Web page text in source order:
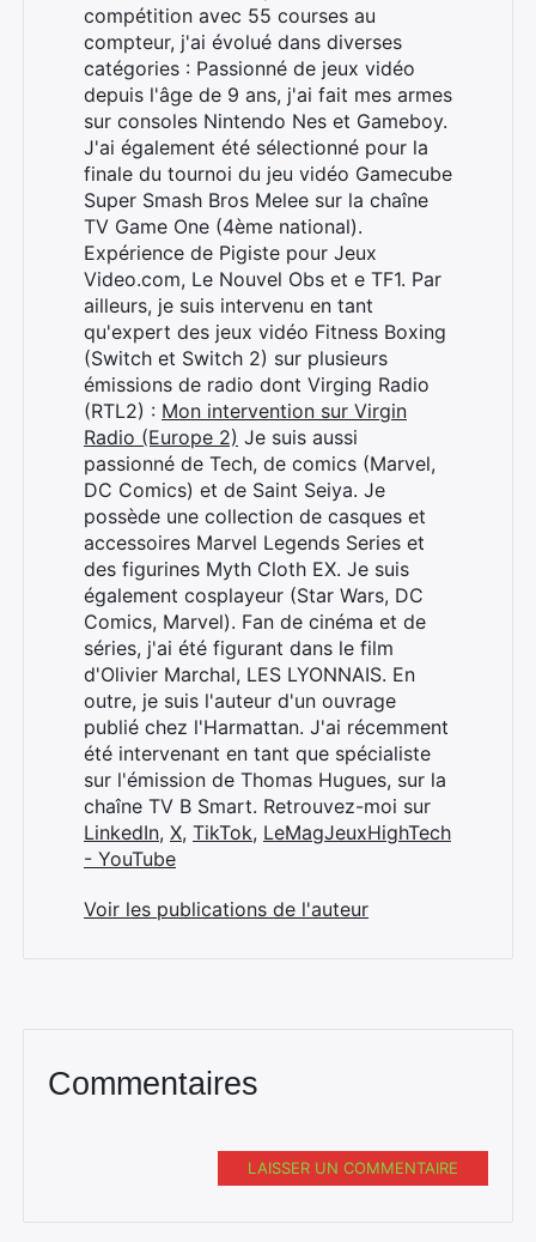
compétition avec 55 courses au
compteur, j'ai évolué dans diverses
catégories : Passionné de jeux vidéo
depuis l'âge de 9 ans, j'ai fait mes armes
sur consoles Nintendo Nes et Gameboy.
J'ai également été sélectionné pour la
finale du tournoi du jeu vidéo Gamecube
Super Smash Bros Melee sur la chaîne
TV Game One (4ème national).
Expérience de Pigiste pour Jeux
Video.com, Le Nouvel Obs et e TF1. Par
ailleurs, je suis intervenu en tant
qu'expert des jeux vidéo Fitness Boxing
(Switch et Switch 2) sur plusieurs
émissions de radio dont Virging Radio
(RTL2) : Mon intervention sur Virgin
Radio (Europe 2) Je suis aussi
passionné de Tech, de comics (Marvel,
DC Comics) et de Saint Seiya. Je
possède une collection de casques et
accessoires Marvel Legends Series et
des figurines Myth Cloth EX. Je suis
également cosplayeur (Star Wars, DC
Comics, Marvel). Fan de cinéma et de
séries, j'ai été figurant dans le film
d'Olivier Marchal, LES LYONNAIS. En
outre, je suis l'auteur d'un ouvrage
publié chez l'Harmattan. J'ai récemment
été intervenant en tant que spécialiste
sur l'émission de Thomas Hugues, sur la
chaîne TV B Smart. Retrouvez-moi sur
LinkedIn, X, TikTok, LeMagJeuxHighTech
- YouTube
Voir les publications de l'auteur
Commentaires
LAISSER UN COMMENTAIRE
Rechercher
: